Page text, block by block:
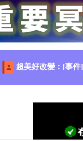
超美好改變：[事件]